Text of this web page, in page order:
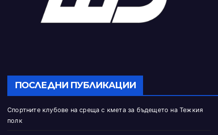
ПОСЛЕДНИ ПУБЛИКАЦИИ
Спортните клубове на среща с кмета за бъдещето на Тежкия
полк